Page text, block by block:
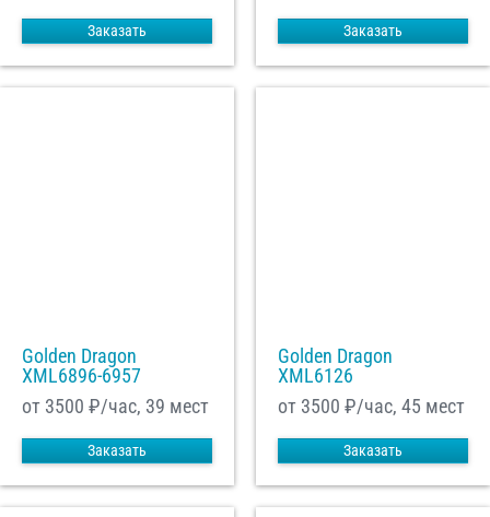
Заказать Заказать
Golden Dragon
XML6896-6957
от 3500 ₽/час, 39 мест
Заказать
Golden Dragon
XML6126
от 3500 ₽/час, 45 мест
Заказать